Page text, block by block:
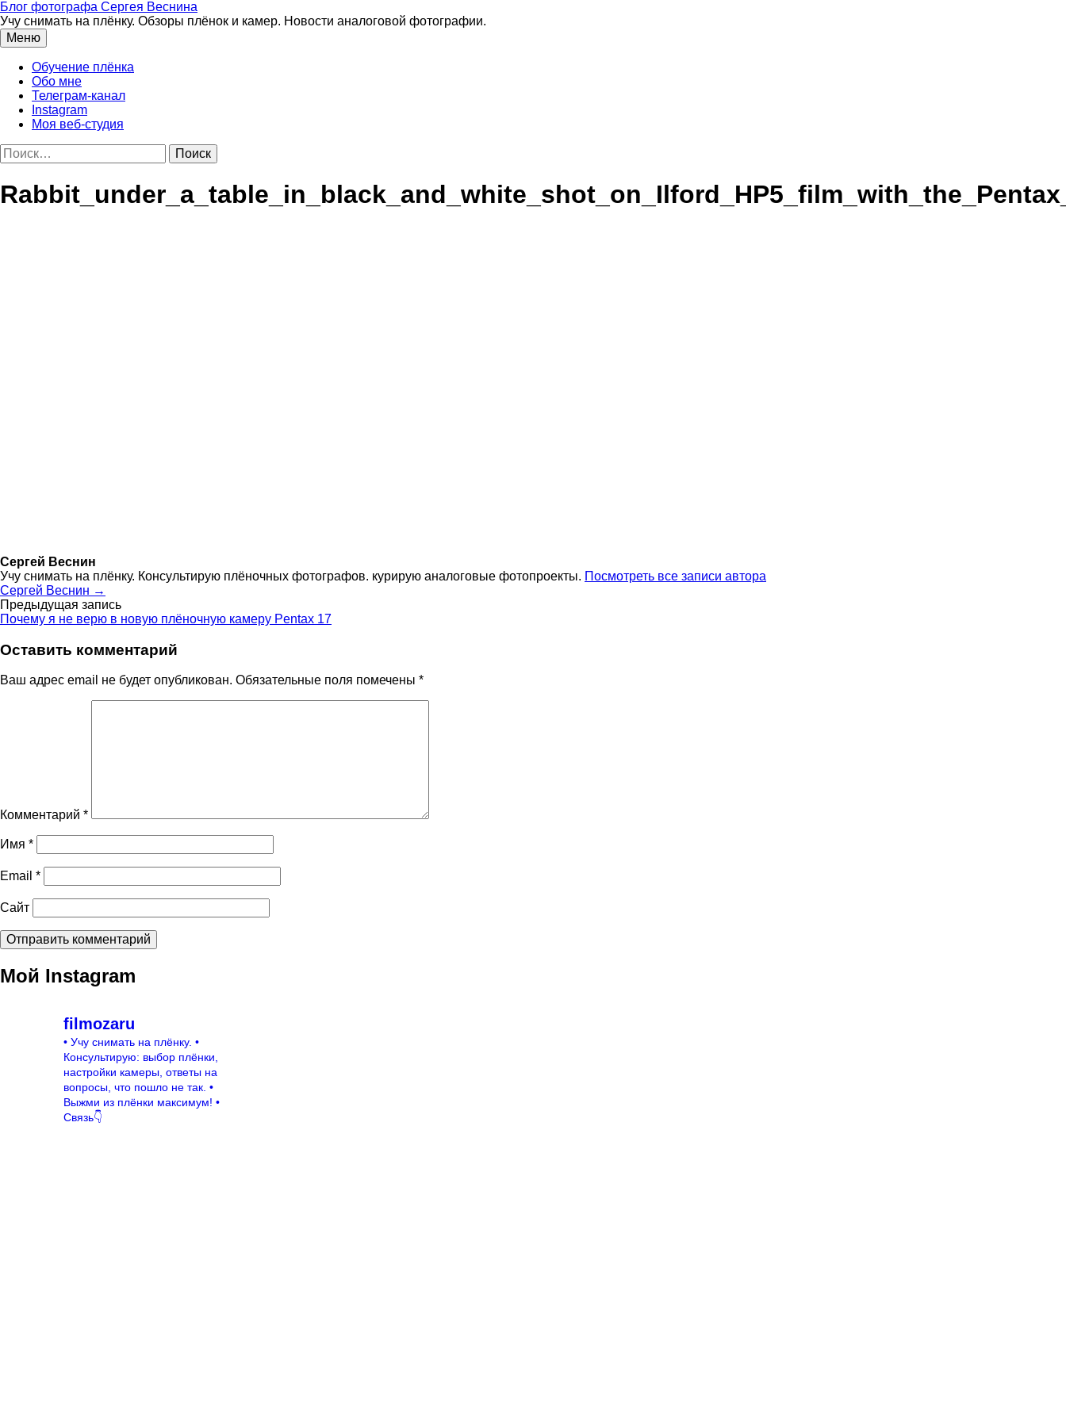
Перейти
к
содержимому
Блог фотографа Сергея Веснина
Учу снимать на плёнку. Обзоры плёнок и камер. Новости аналоговой фотографии.
Меню
Обучение плёнка
Обо мне
Телеграм-канал
Instagram
Моя веб-студия
Найти:
Сергей Веснин
Учу снимать на плёнку. Консультирую плёночных фотографов. курирую аналоговые фотопроекты. Посмотреть все записи автора
Сергей Веснин →
Навигация
по
записям
Предыдущая запись
Почему я не верю в новую плёночную камеру Pentax 17
Оставить комментарий
Ваш адрес email не будет опубликован. Обязательные поля помечены *
Комментарий *
Имя *
Email *
Сайт
Мой Instagram
filmozaru
• Учу снимать на плёнку. •
Консультирую: выбор плёнки,
настройки камеры, ответы на
вопросы, что пошло не так. •
Выжми из плёнки максимум! •
Связь👇